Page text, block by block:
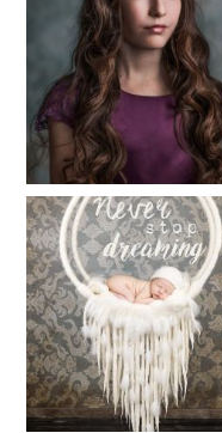
Fineart
41
Baby/
72